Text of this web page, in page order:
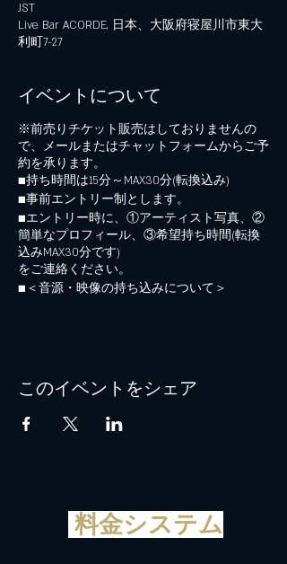
JST
Live Bar ACORDE, 日本、大阪府寝屋川市東大
利町7-27
イベントについて
※前売りチケット販売はしておりませんの
で、メールまたはチャットフォームからご予
約を承ります。
■持ち時間は15分～MAX30分(転換込み)
■事前エントリー制とします。
■エントリー時に、①アーティスト写真、②
簡単なプロフィール、③希望持ち時間(転換
込みMAX30分です)
をご連絡ください。
■＜音源・映像の持ち込みについて＞
■映像持ち込みはモニタの配置が必要ですの
■参加費2,000円+ドリンクオーダー
このイベントをシェア
料金システム